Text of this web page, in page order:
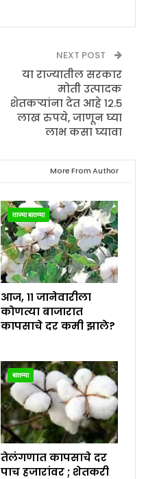
NEXT POST
या राज्यातील सरकार
मोती उत्पादक
शेतकऱ्यांना देत आहे १२.५
लाख रुपये, जाणून घ्या
लाभ कसा घ्यावा
More From Author
ताज्या बातम्या
आज, ११ जानेवारीला
कोणत्या बाजारात
कापसाचे दर कमी झाले?
बातम्या
तेलंगणात कापसाचे दर
पाच हजारांवर ; शेतकरी